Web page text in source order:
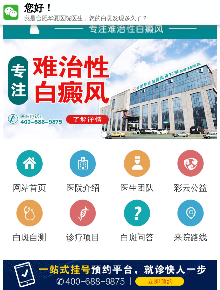
网站首页 医院介绍 医生团队 彩云公益
白斑自测 诊疗项目 白斑问答 来院路线
您好！
我是合肥华夏医院医生，您的白斑发现多久了？